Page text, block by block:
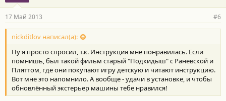
17 Май 2013 #6
nickditlov написал(а):
Ну я просто спросил, т.к. Инструкция мне понравилась. Если
помнишь, был такой фильм старый "Подкидыш" с Раневской и
Пляттом, где они покупают игру детскую и читают инструкцию.
Вот мне это напомнило. А вообще - удачи в установке, и чтобы
обновлённый экстерьер машины тебе нравился!